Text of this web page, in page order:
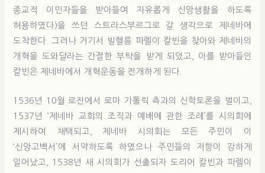
종교적 이민자들을 받아들여 자유롭게 신앙생활을 하도록
허용하였다)을 쓰던 스트라스부르그로 갈 생각으로 제네바에
도착한다. 그러나 거기서 빌헬름 파렐이 칼빈을 찾아와 제네바의
개혁을 도와달라는 간절한 부탁을 받게 되었고, 이를 받아들인
칼빈은 제네바에서 개혁운동을 전개하게 된다.
1536년 10월 로잔에서 로마 가톨릭 측과의 신학토론을 벌이고,
1537년 ‘제네바 교회의 조직과 예배에 관한 조례’를 시의회에
제시하여 채택되고, 제네바 시의회는 모든 주민이 이
‘신앙고백서’에 서약하도록 하였으나 주민들의 저항이 강하게
일어났고, 1538년 새 시의회가 선출되자 도리어 칼빈과 파렐이